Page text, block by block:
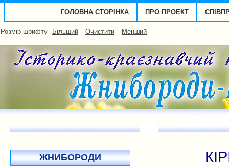
ГОЛОВНА СТОРІНКА ПРО ПРОЕКТ
Розмір шрифту Більший Очистити Менший
ЖНИБОРОДИ